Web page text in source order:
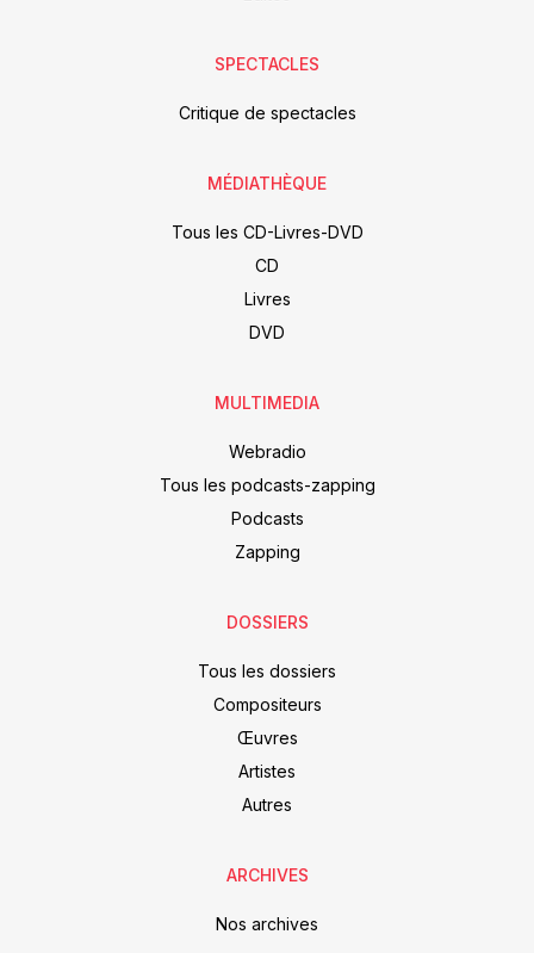
SPECTACLES
Critique de spectacles
MÉDIATHÈQUE
Tous les CD-Livres-DVD
CD
Livres
DVD
MULTIMEDIA
Webradio
Tous les podcasts-zapping
Podcasts
Zapping
DOSSIERS
Tous les dossiers
Compositeurs
Œuvres
Artistes
Autres
ARCHIVES
Nos archives